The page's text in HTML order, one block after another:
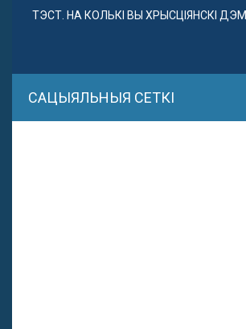
ТЭСТ. НА КОЛЬКІ ВЫ ХРЫСЦІЯНСКІ
САЦЫЯЛЬНЫЯ СЕТКІ